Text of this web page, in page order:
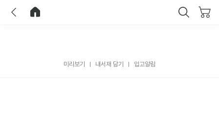
미리보기 내서재 담기 입고알림